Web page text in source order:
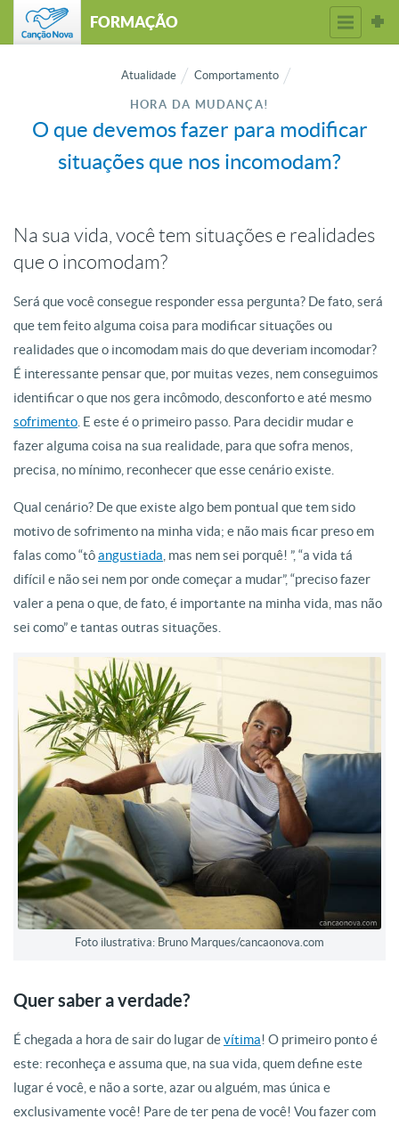
FORMAÇÃO
Atualidade Comportamento
HORA DA MUDANÇA!
O que devemos fazer para modificar
situações que nos incomodam?
Na sua vida, você tem situações e realidades
que o incomodam?
Será que você consegue responder essa pergunta? De fato, será
que tem feito alguma coisa para modificar situações ou
realidades que o incomodam mais do que deveriam incomodar?
É interessante pensar que, por muitas vezes, nem conseguimos
identificar o que nos gera incômodo, desconforto e até mesmo
sofrimento . E este é o primeiro passo. Para decidir mudar e
fazer alguma coisa na sua realidade, para que sofra menos,
precisa, no mínimo, reconhecer que esse cenário existe.
Qual cenário? De que existe algo bem pontual que tem sido
motivo de sofrimento na minha vida; e não mais ficar preso em
falas como “tôangustiada , mas nem sei porquê! ”, “a vida tá
difícil e não sei nem por onde começar a mudar”, “preciso fazer
valer a pena o que, de fato, é importante na minha vida, mas não
sei como” e tantas outras situações.
Foto ilustrativa: Bruno Marques/cancaonova.com
Quer saber a verdade?
É chegada a hora de sair do lugar devítima! O primeiro ponto é
este: reconheça e assuma que, na sua vida, quem define este
lugar é você, e não a sorte, azar ou alguém, mas única e
exclusivamente você! Pare de ter pena de você! Vou fazer com